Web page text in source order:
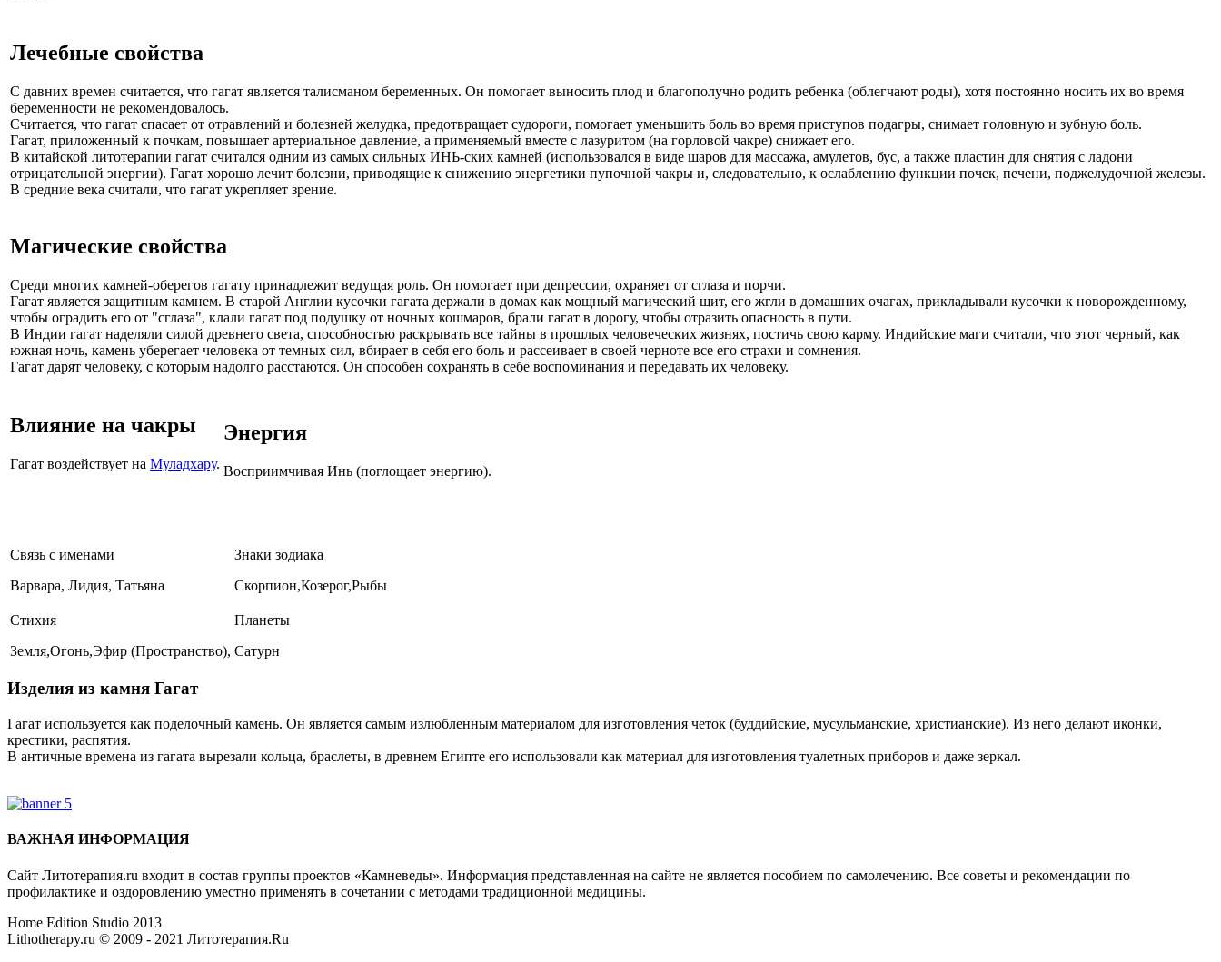
Лечебные свойства
С давних времен считается, что гагат является талисманом беременных. Он помогает выносить плод и благополучно родить ребенка (облегчают роды), хотя постоянно носить их во время
беременности не рекомендовалось.
Считается, что гагат спасает от отравлений и болезней желудка, предотвращает судороги, помогает уменьшить боль во время приступов подагры, снимает головную и зубную боль.
Гагат, приложенный к почкам, повышает артериальное давление, а применяемый вместе с лазуритом (на горловой чакре) снижает его.
В китайской литотерапии гагат считался одним из самых сильных ИНЬ-ских камней (использовался в виде шаров для массажа, амулетов, бус, а также пластин для снятия с ладони
отрицательной энергии). Гагат хорошо лечит болезни, приводящие к снижению энергетики пупочной чакры и, следовательно, к ослаблению функции почек, печени, поджелудочной железы.
В средние века считали, что гагат укрепляет зрение.
Магические свойства
Среди многих камней-оберегов гагату принадлежит ведущая роль. Он помогает при депрессии, охраняет от сглаза и порчи.
Гагат является защитным камнем. В старой Англии кусочки гагата держали в домах как мощный магический щит, его жгли в домашних очагах, прикладывали кусочки к новорожденному,
чтобы оградить его от "сглаза", клали гагат под подушку от ночных кошмаров, брали гагат в дорогу, чтобы отразить опасность в пути.
В Индии гагат наделяли силой древнего света, способностью раскрывать все тайны в прошлых человеческих жизнях, постичь свою карму. Индийские маги считали, что этот черный, как
южная ночь, камень уберегает человека от темных сил, вбирает в себя его боль и рассеивает в своей черноте все его страхи и сомнения.
Гагат дарят человеку, с которым надолго расстаются. Он способен сохранять в себе воспоминания и передавать их человеку.
Влияние на чакры
Гагат воздействует на Муладхару.
Энергия
Восприимчивая Инь (поглощает энергию).
Связь с именами
Варвара, Лидия, Татьяна
Знаки зодиака
Скорпион,Козерог,Рыбы
Стихия
Земля,Огонь,Эфир (Пространство),
Планеты
Сатурн
Изделия из камня Гагат
Гагат используется как поделочный камень. Он является самым излюбленным материалом для изготовления четок (буддийские, мусульманские, христианские). Из него делают иконки,
крестики, распятия.
В античные времена из гагата вырезали кольца, браслеты, в древнем Египте его использовали как материал для изготовления туалетных приборов и даже зеркал.
ВАЖНАЯ ИНФОРМАЦИЯ
Сайт Литотерапия.ru входит в состав группы проектов «Камневеды». Информация представленная на сайте не является пособием по самолечению. Все советы и рекомендации по
профилактике и оздоровлению уместно применять в сочетании с методами традиционной медицины.
Home Edition Studio 2013
Lithotherapy.ru © 2009 - 2021 Литотерапия.Ru